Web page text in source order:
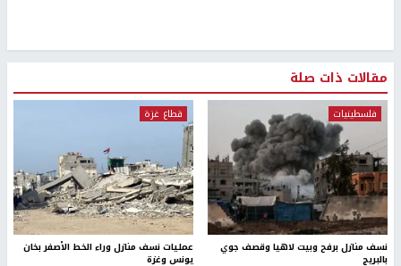
مقالات ذات صلة
فلسطينيات
نسف منازل برفح وبيت لاهيا وقصف جوي
بالبريج
قطاع غزة
عمليات نسف منازل وراء الخط الأصفر بخان
يونس وغزة